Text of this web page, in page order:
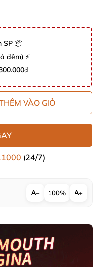
SP 📦
đêm) ⚡
VÀO GIỎ
(24/7)
− 100% +